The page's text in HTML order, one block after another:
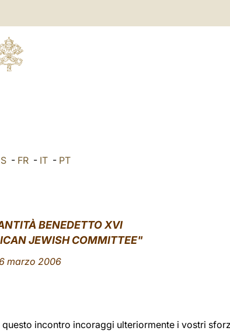
- FR - IT - PT
BENEDETTO XVI
JEWISH COMMITTEE"
marzo 2006
incontro incoraggi ulteriormente i vostri